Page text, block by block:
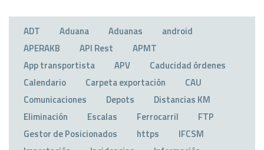
ADT Aduana Aduanas
android
APERAKB
API Rest
APMT
App transportista
APV
Caducidad órdenes
Calendario
Carpeta exportación
CAU
Comunicaciones
Depots
Distancias KM
Eliminación
Escalas Ferrocarril
FTP
Gestor de Posicionados
https
IFCSM